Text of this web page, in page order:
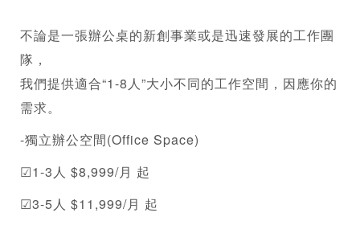
不論是一張辦公桌的新創事業或是迅速發展的工作團
隊，
我們提供適合“1-8人”大小不同的工作空間，因應你的
需求。
-獨立辦公空間(Office Space)
☑1-3人 $8,999/月 起
☑3-5人 $11,999/月 起